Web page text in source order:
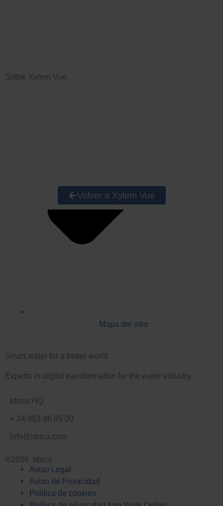
Sobre Xylem Vue
Volver a Xylem Vue
Mapa del sitio
Smart water for a better world
Experts in digital transformation for the water industry.
Idrica HQ
+ 34 963 86 05 00
info@idrica.com
©2026 Idrica
Aviso Legal
Aviso de Privacidad
Política de cookies